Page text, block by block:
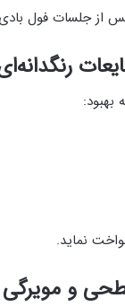
از جلسات فول
بهبود:
نماید.